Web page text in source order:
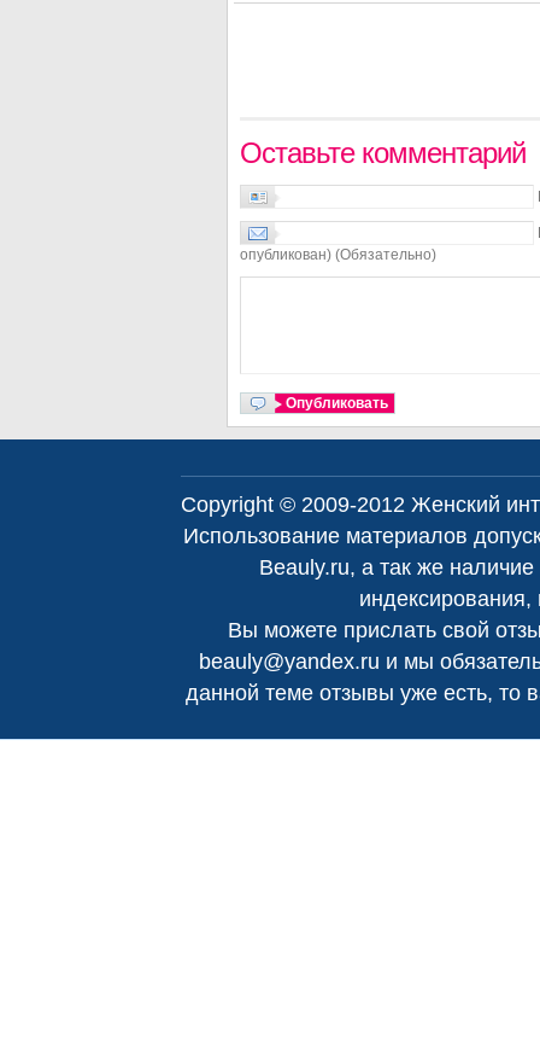
Оставьте комментарий
опубликован) (Обязательно)
Copyright © 2009-2012Женский
Использование материалов
Beauly.ru, а так же
индексирования,
Вы можете прислать свой
beauly@yandex.ru и мы
данной теме отзывы уже есть, то